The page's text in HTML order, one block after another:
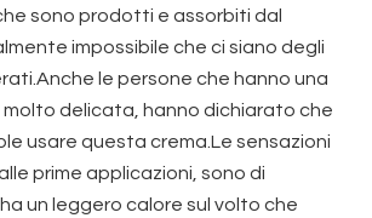
sono prodotti e assorbiti dal
impossibile che ci siano degli
le persone che hanno una
molto delicata, hanno dichiarato che
usare questa crema.Le sensazioni
prime applicazioni, sono di
ha un leggero calore sul volto che